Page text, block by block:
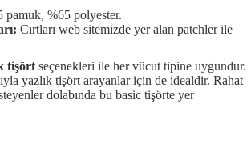
pamuk, %65 polyester.
Cırtları web sitemizde yer alan patchler ile
tişört seçenekleri ile her vücut tipine uygundur.
yazlık tişört arayanlar için de idealdir. Rahat
dolabında bu basic tişörte yer